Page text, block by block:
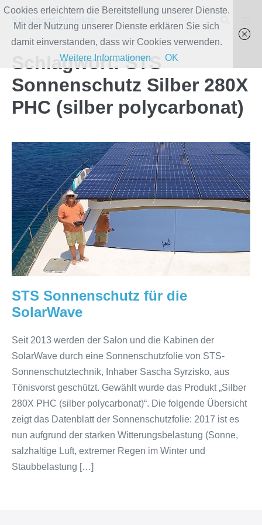
Zum
Inhalt
springen
Solarboot-Projekte
Schalter
Schlagwort:STS
Sonnenschutz Silber 280X
PHC (silber polycarbonat)
STS
Sonnenschutz
für
die
SolarWave
STS Sonnenschutz für die
SolarWave
Seit 2013 werden der Salon und die Kabinen der
SolarWave durch eine Sonnenschutzfolie von STS-
Sonnenschutztechnik, Inhaber Sascha Syrzisko, aus
Tönisvorst geschützt. Gewählt wurde das Produkt „Silber
280X PHC (silber polycarbonat)“. Die folgende Übersicht
zeigt das Datenblatt der Sonnenschutzfolie: 2017 ist es
nun aufgrund der starken Witterungsbelastung (Sonne,
salzhaltige Luft, extremer Regen im Winter und
Staubbelastung […]
Cookies erleichtern die Bereitstellung unserer Dienste.
Mit der Nutzung unserer Dienste erklären Sie sich
damit einverstanden, dass wir Cookies verwenden.
Weitere Informationen
OK